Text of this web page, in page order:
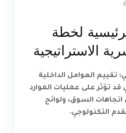
لخطة
الاستراتيجية
تقييم العوامل الداخلية
قد تؤثر على عمليات الموارد
اتجاهات السوق، ولوائح
التكنولوجي.